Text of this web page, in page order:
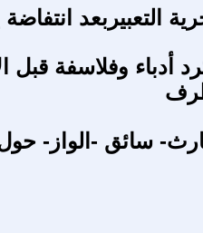
التعبيربعد انتفاضة
أدباء وفلاسفة قبل
سائق -الواز-